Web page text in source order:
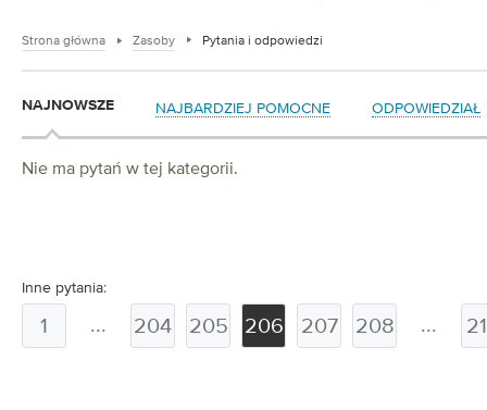
Strona główna Zasoby Pytania i odpowiedzi
NAJNOWSZE NAJBARDZIEJ POMOCNE ODPOWIEDZIAŁ
Nie ma pytań w tej kategorii.
Inne pytania:
1 ... 204 205 206 207 208 ...